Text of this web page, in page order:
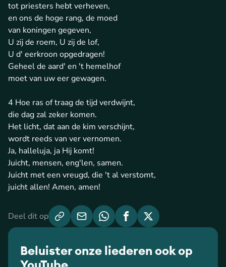
tot priesters hebt verheven,
en ons de hoge rang, de moed
van koningen gegeven,
U zij de roem, U zij de lof,
U d' eerkroon opgedragen!
Geheel de aard' en 't hemelhof
moet van uw eer gewagen.
4 Hoe ras of traag de tijd verdwijnt,
die dag zal zeker komen.
Het licht, dat aan de kim verschijnt,
wordt reeds van ver vernomen.
Ja, halleluja, ja Hij komt!
Juicht, mensen, eng'len, samen.
Juicht met een vreugd, die 't al verstomt,
juicht allen! Amen, amen!
Deel dit op
Beluister onze liederen ook op